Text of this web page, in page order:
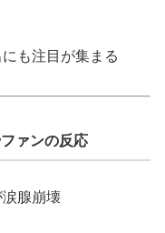
も注目が集まる
ァンの反応
涙腺崩壊